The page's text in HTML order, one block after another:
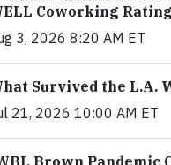
Coworking
3, 2026 8:20 AM ET
Survived the L.A.
21, 2026 10:00 AM ET
Brown Pandemic